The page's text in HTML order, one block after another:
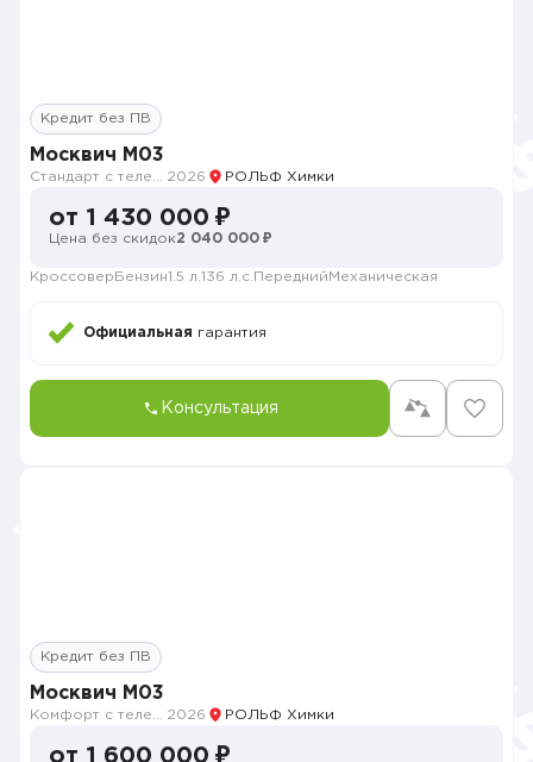
Кредит без ПВ
Москвич M03
2026 РОЛЬФ Химки
от 1 430 000 ₽
Цена без скидок2 040 000 ₽
Кроссовер Бензин1.5 л. 136 л.с. Передний Механическая
Официальная гарантия
Консультация
Кредит без ПВ
Москвич M03
2026 РОЛЬФ Химки
от 1 600 000 ₽